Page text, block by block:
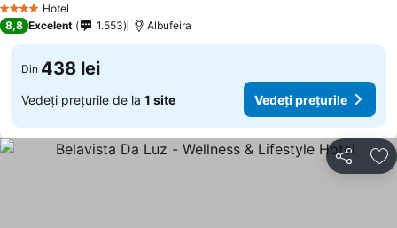
4 Stele Hotel
8,8 Excelent 1.553 Albufeira
Din 438 lei
Vedeți prețurile de la 1 site Vedeți prețurile
Distribuiți